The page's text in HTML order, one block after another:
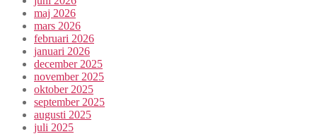
maj 2026
mars 2026
februari 2026
januari 2026
december 2025
november 2025
oktober 2025
september 2025
augusti 2025
juli 2025